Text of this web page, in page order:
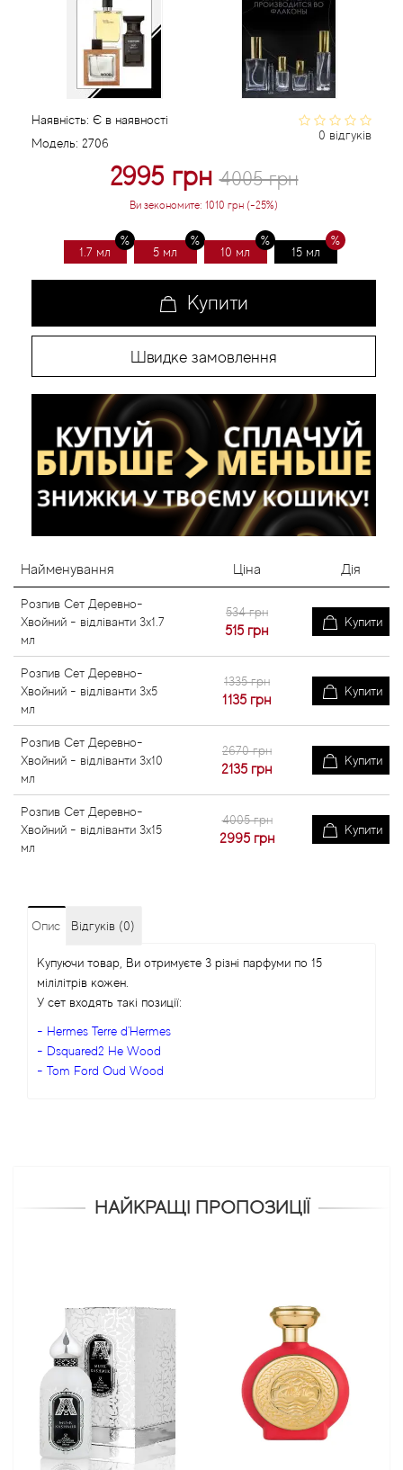
0 відгуків
Наявність: Є в наявності
Модель: 2706
2995 грн4005 грн
Ви зекономите: 1010 грн (-25%)
1.7 мл 5 мл 10 мл 15 мл
Купити
Швидке замовлення
Найменування Ціна Дія
Розпив Сет Деревно-
Хвойний - відліванти 3x1.7
мл
534 грн
515 грн
Купити
Розпив Сет Деревно-
Хвойний - відліванти 3x5
мл
1335 грн
1135 грн
Купити
Розпив Сет Деревно-
Хвойний - відліванти 3x10
мл
2670 грн
2135 грн
Купити
Розпив Сет Деревно-
Хвойний - відліванти 3x15
мл
4005 грн
2995 грн
Купити
Опис Відгуків (0)
Купуючи товар, Ви отримуєте 3 різні парфуми по 15
мілілітрів кожен.
У сет входять такі позиції:
- Hermes Terre d'Hermes
- Dsquared2 He Wood
- Tom Ford Oud Wood
НАЙКРАЩІ ПРОПОЗИЦІЇ